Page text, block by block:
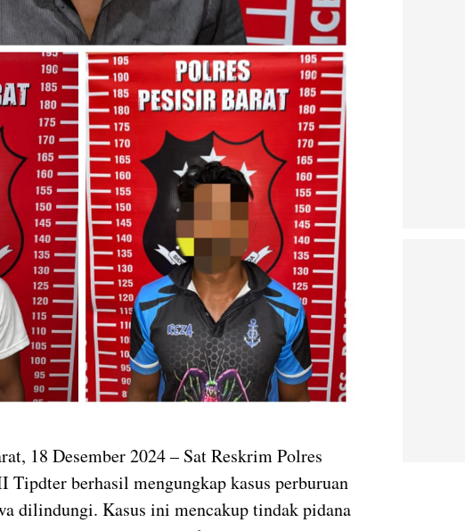
18 Desember 2024 – Sat Reskrim Polres
berhasil mengungkap kasus perburuan
dilindungi. Kasus ini mencakup tindak pidana